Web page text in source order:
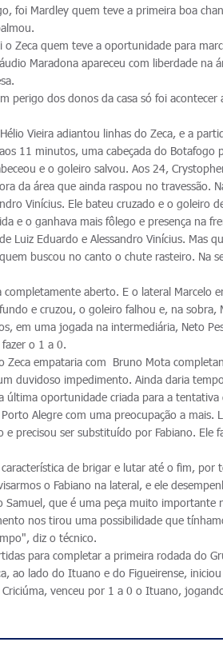
foi Mardley quem teve a primeira boa
Zeca quem teve a oportunidade para
Maradona apareceu com liberdade na
perigo dos donos da casa só foi
Vieira adiantou linhas do Zeca, e a
11 minutos, uma cabeçada do
e o goleiro salvou. Aos 24,
da área que ainda raspou no travessão.
Vinícius. Ele bateu cruzado e o goleiro
e o ganhava mais fôlego e presença na
Luiz Eduardo e Alessandro Vinícius. Mas
buscou no canto o chute rasteiro. Na
aberto. E o lateral Marcelo
e cruzou, o goleiro falhou e, na
em uma jogada na intermediária, Neto
o 1 a 0.
Zeca empataria com Bruno Mota
duvidoso impedimento. Ainda daria
última oportunidade criada para a
Alegre com uma preocupação a
e precisou ser substituído por Fabiano. Ele
de brigar e lutar até o fim, por
o Fabiano na lateral, e ele
Samuel, que é uma peça muito importante
nos tirou uma possibilidade que
diz o técnico.
para completar a primeira rodada do
ao lado do Ituano e do Figueirense,
venceu por 1 a 0 o Ituano,